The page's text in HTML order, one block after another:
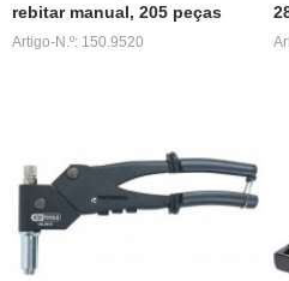
rebitar manual, 205 peças
Artigo-N.º: 150.9520